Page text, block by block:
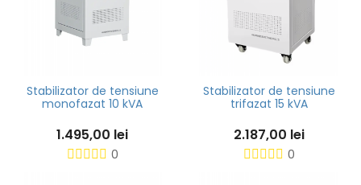
Stabilizator de tensiune
monofazat 10 kVA
1.495,00 lei
0
Stabilizator de tensiune
trifazat 15 kVA
2.187,00 lei
0